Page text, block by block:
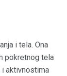
i tela. Ona
pokretnog tela
i aktivnostima